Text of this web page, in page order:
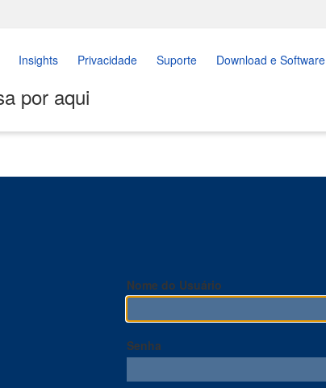
Insights Privacidade Suporte Download e Software
por aqui
Nome do Usuário
Senha